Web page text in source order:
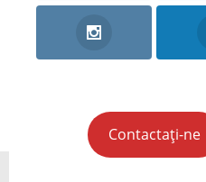
Contactați-ne